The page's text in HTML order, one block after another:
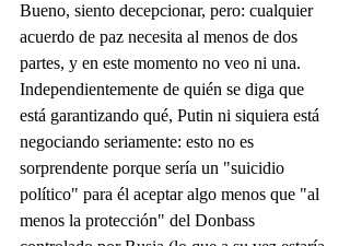
Bueno, siento decepcionar, pero: cualquier
acuerdo de paz necesita al menos de dos
partes, y en este momento no veo ni una.
Independientemente de quién se diga que
está garantizando qué, Putin ni siquiera está
negociando seriamente: esto no es
sorprendente porque sería un "suicidio
político" para él aceptar algo menos que "al
menos la protección" del Donbass